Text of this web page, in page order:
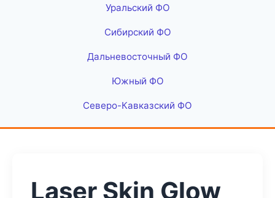
Уральский ФО
Сибирский ФО
Дальневосточный ФО
Южный ФО
Северо-Кавказский ФО
Laser Skin Glow